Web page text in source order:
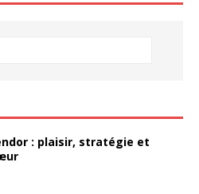
: plaisir, stratégie et